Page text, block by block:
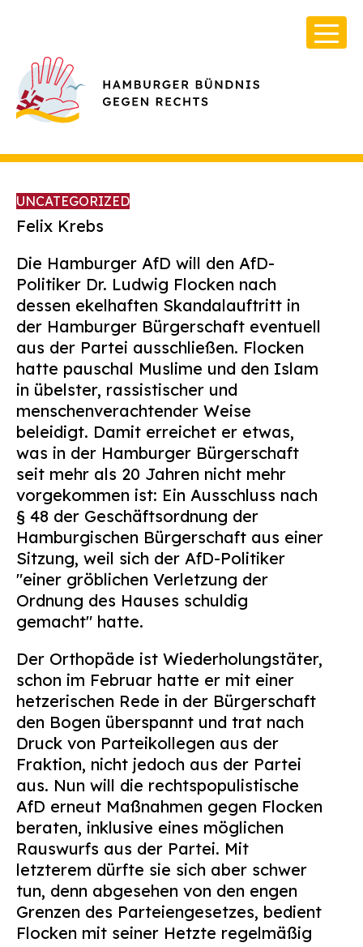
Über Uns
Infos & Broschüren
Archiv
Kontakt
Suchen
nach:
UNCATEGORIZED
Felix Krebs
Die Hamburger AfD will den AfD-
Politiker Dr. Ludwig Flocken nach
dessen ekelhaften Skandalauftritt in
der Hamburger Bürgerschaft eventuell
aus der Partei ausschließen. Flocken
hatte pauschal Muslime und den Islam
in übelster, rassistischer und
menschenverachtender Weise
beleidigt. Damit erreichet er etwas,
was in der Hamburger Bürgerschaft
seit mehr als 20 Jahren nicht mehr
vorgekommen ist: Ein Ausschluss nach
§ 48 der Geschäftsordnung der
Hamburgischen Bürgerschaft aus einer
Sitzung, weil sich der AfD-Politiker
"einer gröblichen Verletzung der
Ordnung des Hauses schuldig
gemacht" hatte.
Der Orthopäde ist Wiederholungstäter,
schon im Februar hatte er mit einer
hetzerischen Rede in der Bürgerschaft
den Bogen überspannt und trat nach
Druck von Parteikollegen aus der
Fraktion, nicht jedoch aus der Partei
aus. Nun will die rechtspopulistische
AfD erneut Maßnahmen gegen Flocken
beraten, inklusive eines möglichen
Rauswurfs aus der Partei. Mit
letzterem dürfte sie sich aber schwer
tun, denn abgesehen von den engen
Grenzen des Parteiengesetzes, bedient
Flocken mit seiner Hetzte regelmäßig